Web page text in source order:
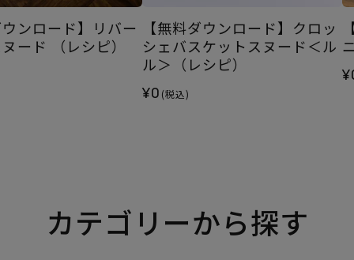
ンロード】リバー
ード （レシピ）
【無料ダウンロード】クロッ
シェバスケットスヌード＜ル
ル＞（レシピ）
¥0 (税込)
カテゴリーから探す